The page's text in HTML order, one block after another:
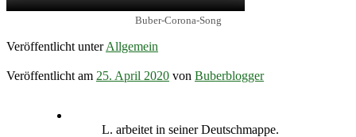
Buber-Corona-Song
Veröffentlicht unter Allgemein
Veröffentlicht am 25. April 2020 von Buberblogger
L. arbeitet in seiner Deutschmappe.